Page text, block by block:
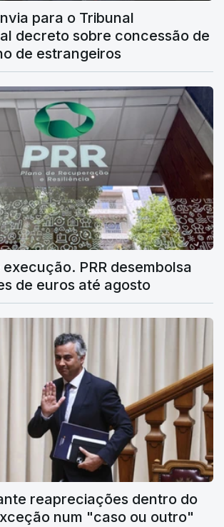
para o Tribunal
decreto sobre concessão de
de estrangeiros
PRR desembolsa
de euros até agosto
reapreciações dentro do
num "caso ou outro"